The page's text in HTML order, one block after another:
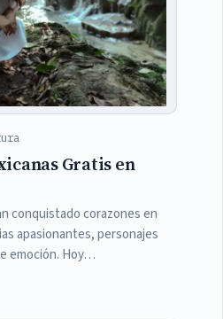
Gratis en
conquistado corazones en
apasionantes, personajes
emoción. Hoy…